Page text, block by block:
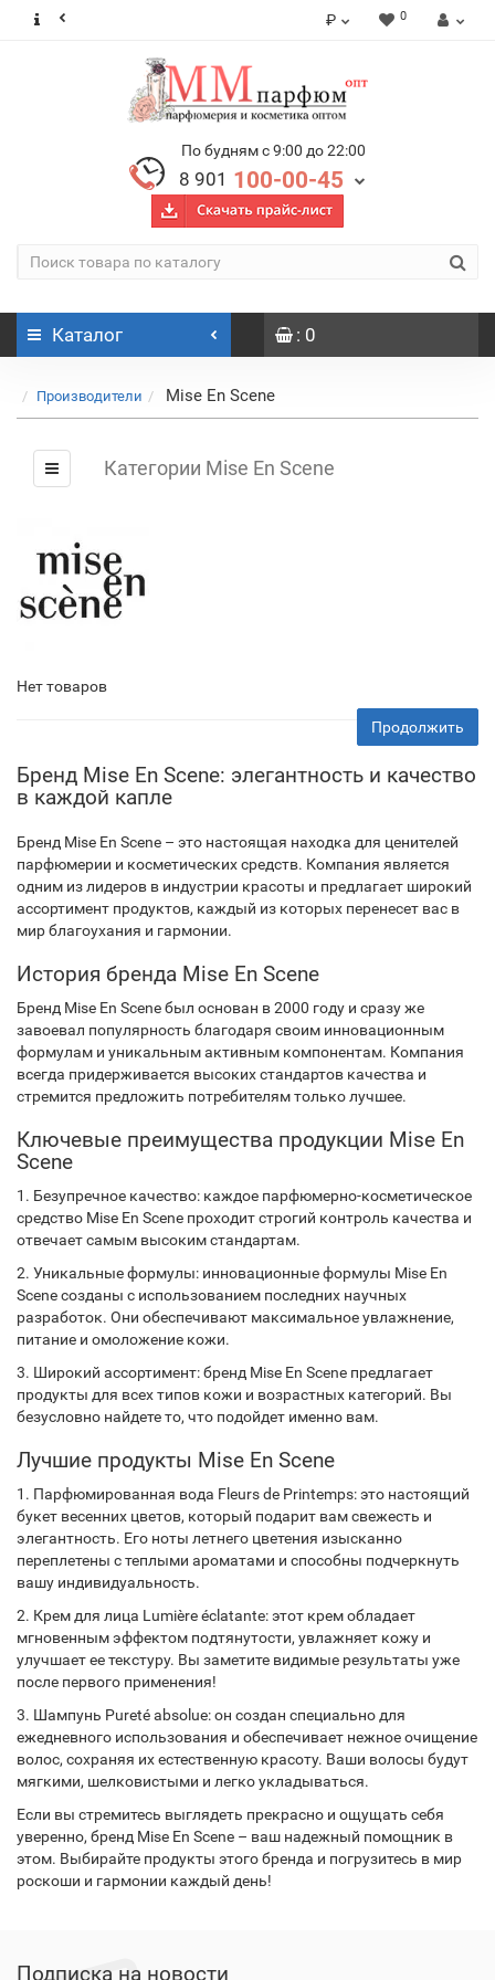
₽ 0
По будням с 9:00 до 22:00
8 901 100-00-45
Каталог : 0
Производители Mise En Scene
Категории Mise En Scene
Нет товаров
Продолжить
Бренд Mise En Scene: элегантность и качество
в каждой капле
Бренд Mise En Scene – это настоящая находка для ценителей
парфюмерии и косметических средств. Компания является
одним из лидеров в индустрии красоты и предлагает широкий
ассортимент продуктов, каждый из которых перенесет вас в
мир благоухания и гармонии.
История бренда Mise En Scene
Бренд Mise En Scene был основан в 2000 году и сразу же
завоевал популярность благодаря своим инновационным
формулам и уникальным активным компонентам. Компания
всегда придерживается высоких стандартов качества и
стремится предложить потребителям только лучшее.
Ключевые преимущества продукции Mise En
Scene
1. Безупречное качество: каждое парфюмерно-косметическое
средство Mise En Scene проходит строгий контроль качества и
отвечает самым высоким стандартам.
2. Уникальные формулы: инновационные формулы Mise En
Scene созданы с использованием последних научных
разработок. Они обеспечивают максимальное увлажнение,
питание и омоложение кожи.
3. Широкий ассортимент: бренд Mise En Scene предлагает
продукты для всех типов кожи и возрастных категорий. Вы
безусловно найдете то, что подойдет именно вам.
Лучшие продукты Mise En Scene
1. Парфюмированная вода Fleurs de Printemps: это настоящий
букет весенних цветов, который подарит вам свежесть и
элегантность. Его ноты летнего цветения изысканно
переплетены с теплыми ароматами и способны подчеркнуть
вашу индивидуальность.
2. Крем для лица Lumière éclatante: этот крем обладает
мгновенным эффектом подтянутости, увлажняет кожу и
улучшает ее текстуру. Вы заметите видимые результаты уже
после первого применения!
3. Шампунь Pureté absolue: он создан специально для
ежедневного использования и обеспечивает нежное очищение
волос, сохраняя их естественную красоту. Ваши волосы будут
мягкими, шелковистыми и легко укладываться.
Если вы стремитесь выглядеть прекрасно и ощущать себя
уверенно, бренд Mise En Scene – ваш надежный помощник в
этом. Выбирайте продукты этого бренда и погрузитесь в мир
роскоши и гармонии каждый день!
Подписка на новости